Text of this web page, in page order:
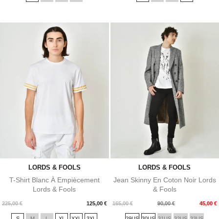
LORDS & FOOLS
T-Shirt Blanc À Empiècement
Lords & Fools
225,00 € 125,00 €
Prix
LORDS & FOOLS
Jean Skinny En Coton Noir Lords
& Fools
165,00 €
Prix
90,00 € 45,00 €
Prix